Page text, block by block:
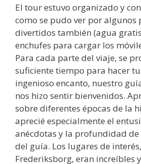
El tour estuvo organizado y
como se pudo ver por algunos
divertidos también (agua
enchufes para cargar los
Para cada parte del viaje, se
suficiente tiempo para hacer
ingenioso encanto, nuestro
nos hizo sentir bienvenidos.
sobre diferentes épocas de la
aprecié especialmente el
anécdotas y la profundidad de
del guía. Los lugares de
Frederiksborg, eran increíbles